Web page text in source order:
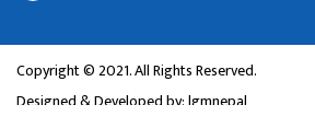
Copyright © 2021. All Rights Reserved.
Designed & Developed by:lgmnepal